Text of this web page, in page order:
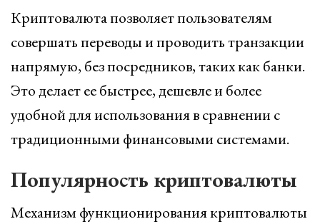
Криптовалюта позволяет пользователям
совершать переводы и проводить транзакции
напрямую, без посредников, таких как банки.
Это делает ее быстрее, дешевле и более
удобной для использования в сравнении с
традиционными финансовыми системами.
Популярность криптовалюты
Механизм функционирования криптовалюты